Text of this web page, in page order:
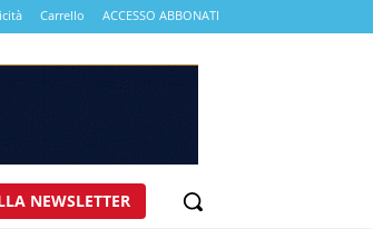
Carrello ACCESSO ABBONATI
NEWSLETTER